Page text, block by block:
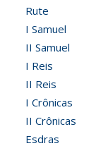
Rute
I Samuel
II Samuel
I Reis
II Reis
I Crônicas
II Crônicas
Esdras